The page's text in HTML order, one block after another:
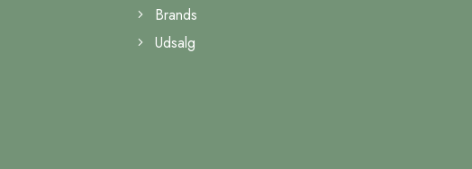
Brands
Udsalg